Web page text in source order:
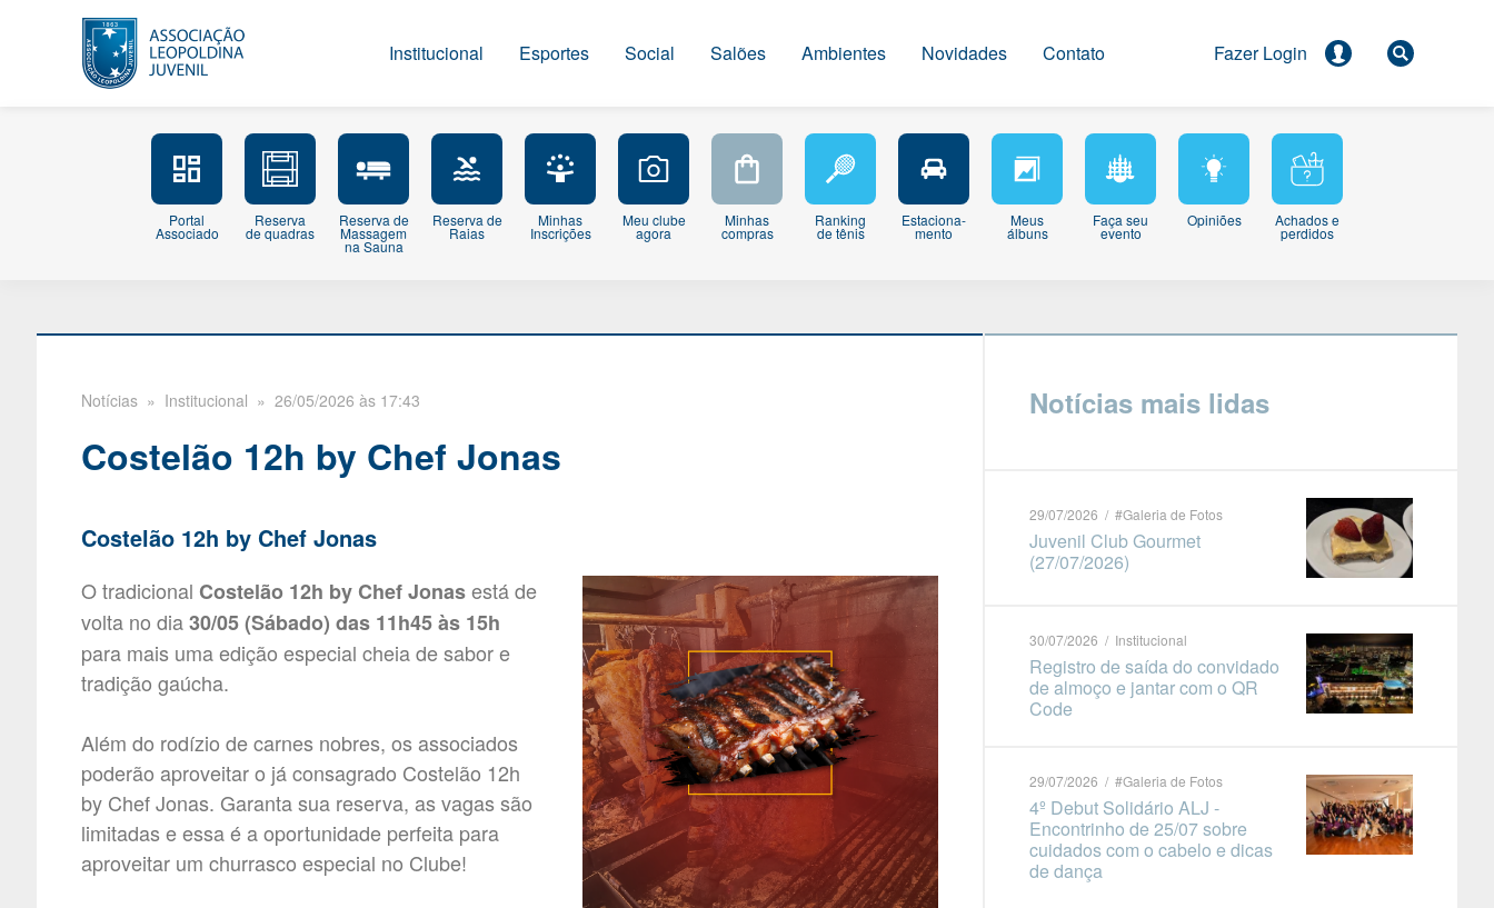
Institucional Esportes Social Salões Ambientes Novidades Contato
Portal
Associado
Reserva
de quadras
Reserva de
Massagem
na Sauna
Reserva de
Raias
Minhas
Inscrições
Meu clube
agora
Minhas
compras
Ranking
de tênis
Estaciona-
mento
Meus
álbuns
Faça seu
evento
Opiniões Achados e
perdidos
Notícias » Institucional » 26/05/2026 às 17:43
Costelão 12h by Chef Jonas
Costelão 12h by Chef Jonas
O tradicional Costelão 12h by Chef Jonasestá de
volta no dia30/05 (Sábado) das 11h45 às 15h
para mais uma edição especial cheia de sabor e
tradição gaúcha.
Além do rodízio de carnes nobres, os associados
poderão aproveitar o já consagrado Costelão 12h
by Chef Jonas. Garanta sua reserva, as vagas são
limitadas e essa é a oportunidade perfeita para
aproveitar um churrasco especial no Clube!
Notícias mais lidas
29/07/2026 / #Galeria de Fotos
Juvenil Club Gourmet
(27/07/2026)
30/07/2026 / Institucional
Registro de saída do convidado
de almoço e jantar com o QR
Code
29/07/2026 / #Galeria de Fotos
4º Debut Solidário ALJ -
Encontrinho de 25/07 sobre
cuidados com o cabelo e dicas
de dança